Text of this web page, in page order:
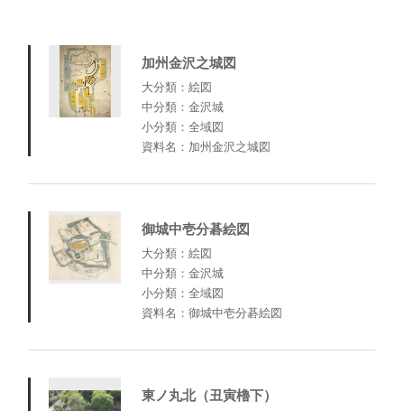
加州金沢之城図
大分類：絵図
中分類：金沢城
小分類：全域図
資料名：加州金沢之城図
御城中壱分碁絵図
大分類：絵図
中分類：金沢城
小分類：全域図
資料名：御城中壱分碁絵図
東ノ丸北（丑寅櫓下）